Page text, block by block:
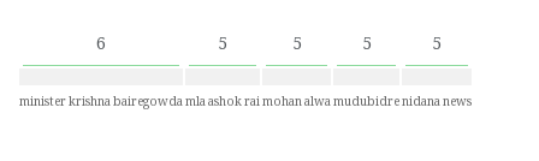
6
minister krishna bairegowda
5
mla ashok rai
5
mohan alwa
5
mudubidre
5
nidana news